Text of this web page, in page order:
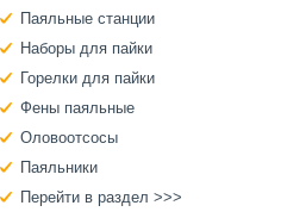
Паяльные станции
Наборы для пайки
Горелки для пайки
Фены паяльные
Оловоотсосы
Паяльники
Перейти в раздел >>>